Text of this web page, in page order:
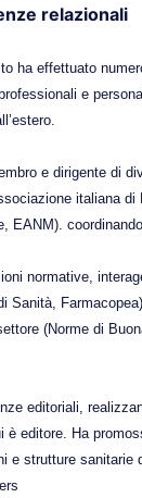
relazionali
ha effettuato
e
e dirigente di
italiana
EANM).
normative,
Sanità,
(Norme di
editoriali,
editore. Ha
e strutture sanitarie